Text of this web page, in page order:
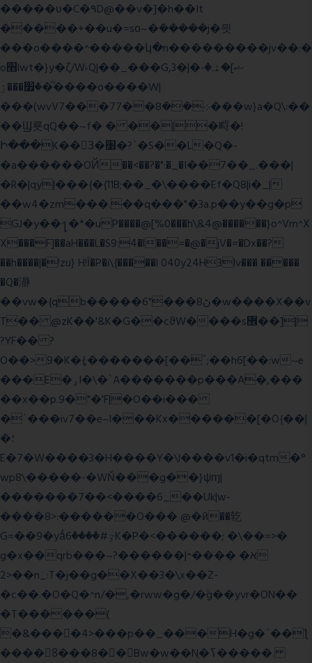
�����ʋ�C�۹D@��v�]�h��It
�����+��u�=sο~�ܿ�����j�믯
���o����^�����կ�n���������jv��:�
o׫lwt�}y�ζ/W˫Q|��_���G,3�|�ޝ]�ۿ.�-
�׿���ۯ�ͫ����o����W|
���(wvV܀��8��77���7���w}a�Q\܃��
��Ϣ룟qQ��~f� � ��|�㽟�!
Ի���K��3ٓ�׸�?`�S��L�Q�-
�a������OЙ��<��?�":�_�I��7��_.���|
�R�|qy|���{�{11B;��_�\����Ef�Q8|i�_|
��w4�zm���.��q���"�3a.p��y��g�p
GJ�y��႑�*�uP����@[%0���h\&4@������}o^Vm^X
X���F]��aH���L�S9:4�l��=�@�jV�=�Dx��?
��h����|�!zu} H!Ī�P�i\{�����l 040y24H3lv��� �����
�Q�瀞
��vw�{qb�����6"���8ڻ�w����X��v
T�� @zK��'&K�G��cϑW����s޾��]|
?YF�� ?
O��>9�K�{;�������[��˝;��h6[��:w~e
���E�ۅl�\�`A�������p���A�,���
��x��p.9�"�'F|�O��i���
�`���iv7��e~l���Kx������[�O{��|
�؛
E�7�W����3�H����Y�\l����v1�i�qtm�°
wp8\�����-�WŇ���g��}ψɱ|
�������7��<����6_��Uk|w-
����8>:������O��� @�ӣ��䢀
G=��9�yǻٷ#����6K�P�<������; �\��=>�
g�x��qrb���~א� ����^|������?
2>��n_:T�j��g��X��3�\x��Z-
�c��.�O�Q�^n/�,�rww�g�/�ۧg��yvr�ON��
�T������(
�&����4>���p��_���H�g�`��ƪ
����8َ���8� �󳳦Bw�w��Nֻ�ߖ�����.